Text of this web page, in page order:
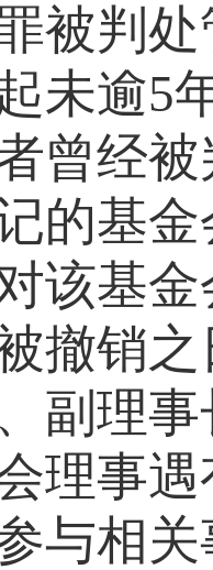
判处
未逾5
曾经
的基
该基
撤销
副理
事遇
与相